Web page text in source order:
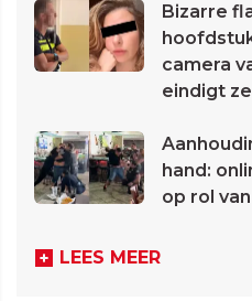
Bizarre
camera
eindigt
hand:
op rol
LEES MEER